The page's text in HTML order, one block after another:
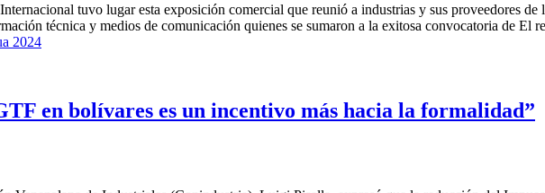
tuvo lugar esta exposición comercial que reunió a industrias y sus proveedores
técnica y medios de comunicación quienes se sumaron a la exitosa convocatoria de El
2024
en bolívares es un incentivo más hacia la formalidad”